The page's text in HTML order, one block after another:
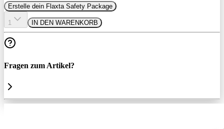
Erstelle dein Flaxta Safety Package
1 IN DEN WARENKORB
Fragen zum Artikel?